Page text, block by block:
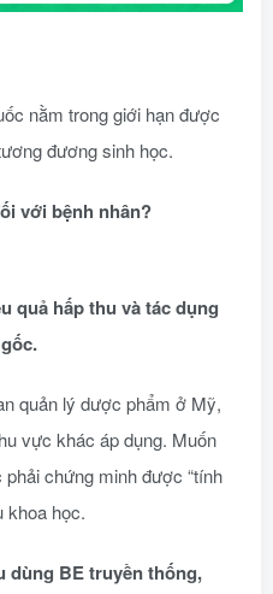
nằm trong giới hạn được
đương sinh học.
với bệnh nhân?
quả hấp thu và tác dụng
quản lý dược phẩm ở Mỹ,
vực khác áp dụng. Muốn
chứng minh được “tính
khoa học.
dùng BE truyền thống,